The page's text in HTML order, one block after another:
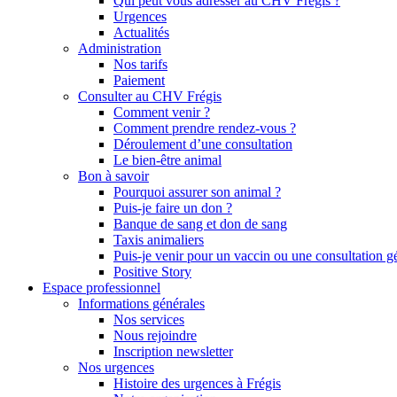
Urgences
Actualités
Administration
Nos tarifs
Paiement
Consulter au CHV Frégis
Comment venir ?
Comment prendre rendez-vous ?
Déroulement d’une consultation
Le bien-être animal
Bon à savoir
Pourquoi assurer son animal ?
Puis-je faire un don ?
Banque de sang et don de sang
Taxis animaliers
Puis-je venir pour un vaccin ou une consultation
Positive Story
Espace professionnel
Informations générales
Nos services
Nous rejoindre
Inscription newsletter
Nos urgences
Histoire des urgences à Frégis